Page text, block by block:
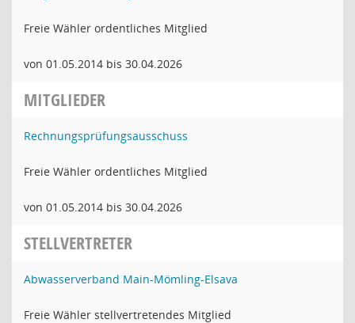
Freie Wähler ordentliches Mitglied
von 01.05.2014 bis 30.04.2026
MITGLIEDER
Rechnungsprüfungsausschuss
Freie Wähler ordentliches Mitglied
von 01.05.2014 bis 30.04.2026
STELLVERTRETER
Abwasserverband Main-Mömling-Elsava
Freie Wähler stellvertretendes Mitglied